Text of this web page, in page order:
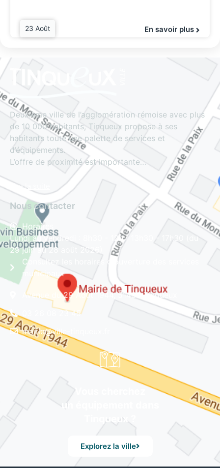
23 Août En savoir plus
Deuxième ville de l’agglomération rémoise avec plus
de 10 000 habitants, Tinqueux propose à ses
habitants toute une palette de services et
d’équipements.
L’offre de proximité est importante…
Lire la suite
Nous contacter
Horaires
Lundi au vendredi : 8h30 - 12h | 13h30 - 17h30 (du
29 juin au 28 août 2026)
Consultez les horaires d'ouverture des services
municipaux
Avenue du 29 Août 1944, 51430 Tinqueux
03 26 08 23 45
mairie@ville-tinqueux.fr
Vous cherchez
un équipement dans
Tinqueux ?
Explorez la ville